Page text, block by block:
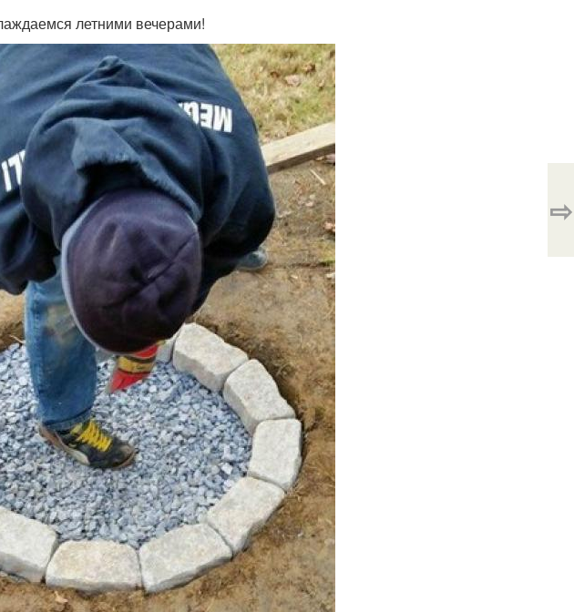
летними вечерами!
⇨